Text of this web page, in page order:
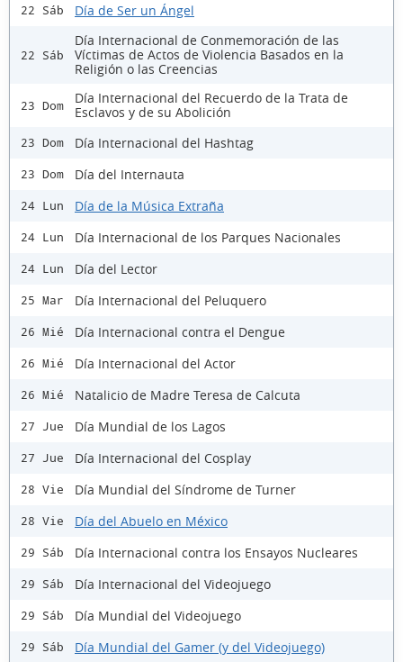
22 Sáb Día de Ser un Ángel
22 Sáb
Día Internacional de Conmemoración de las
Víctimas de Actos de Violencia Basados en la
Religión o las Creencias
23 Dom
Día Internacional del Recuerdo de la Trata de
Esclavos y de su Abolición
23 Dom Día Internacional del Hashtag
23 Dom Día del Internauta
24 Lun Día de la Música Extraña
24 Lun Día Internacional de los Parques Nacionales
24 Lun Día del Lector
25 Mar Día Internacional del Peluquero
26 Mié Día Internacional contra el Dengue
26 Mié Día Internacional del Actor
26 Mié Natalicio de Madre Teresa de Calcuta
27 Jue Día Mundial de los Lagos
27 Jue Día Internacional del Cosplay
28 Vie Día Mundial del Síndrome de Turner
28 Vie Día del Abuelo en México
29 Sáb Día Internacional contra los Ensayos Nucleares
29 Sáb Día Internacional del Videojuego
29 Sáb Día Mundial del Videojuego
29 Sáb Día Mundial del Gamer (y del Videojuego)